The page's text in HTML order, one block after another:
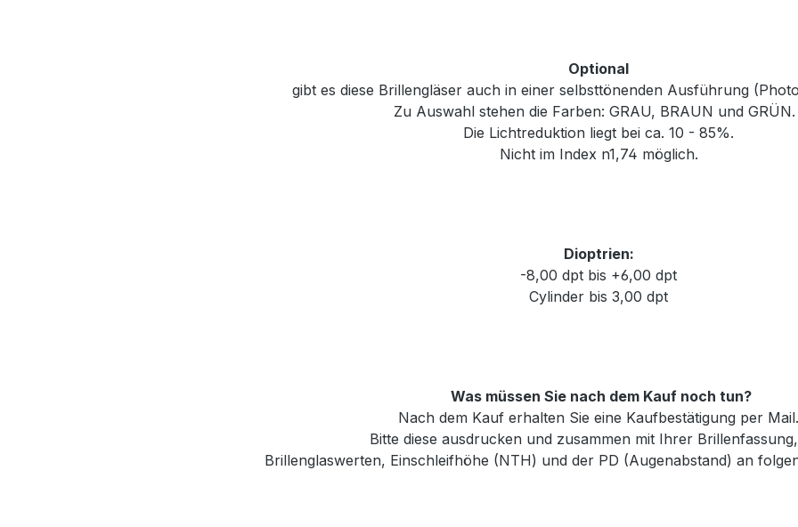
Optional
gibt es diese Brillengläser auch in einer selbsttönenden Ausführung
Zu Auswahl stehen die Farben: GRAU, BRAUN und GRÜN.
Die Lichtreduktion liegt bei ca. 10 - 85%.
Nicht im Index n1,74 möglich.
Dioptrien:
-8,00 dpt bis +6,00 dpt
Cylinder bis 3,00 dpt
Was müssen Sie nach dem Kauf noch tun?
Nach dem Kauf erhalten Sie eine Kaufbestätigung per Mail.
Bitte diese ausdrucken und zusammen mit Ihrer
Brillenglaswerten, Einschleifhöhe (NTH) und der PD (Augenabstand) an